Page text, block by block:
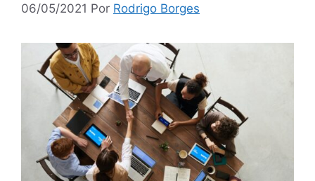
06/05/2021 Por Rodrigo Borges